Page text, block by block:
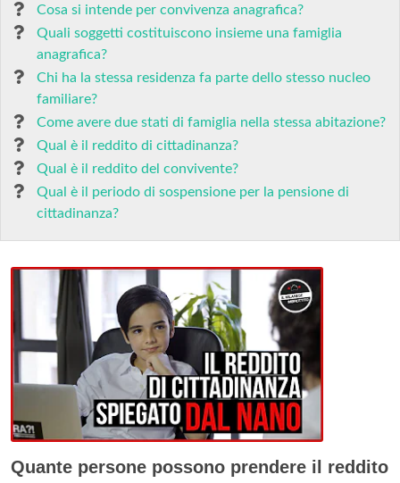
Cosa si intende per convivenza anagrafica?
Quali soggetti costituiscono insieme una famiglia
anagrafica?
Chi ha la stessa residenza fa parte dello stesso nucleo
familiare?
Come avere due stati di famiglia nella stessa abitazione?
Qual è il reddito di cittadinanza?
Qual è il reddito del convivente?
Qual è il periodo di sospensione per la pensione di
cittadinanza?
Quante persone possono prendere il reddito